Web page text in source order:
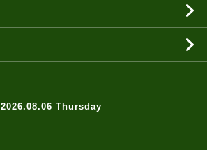
2026.08.06 Thursday